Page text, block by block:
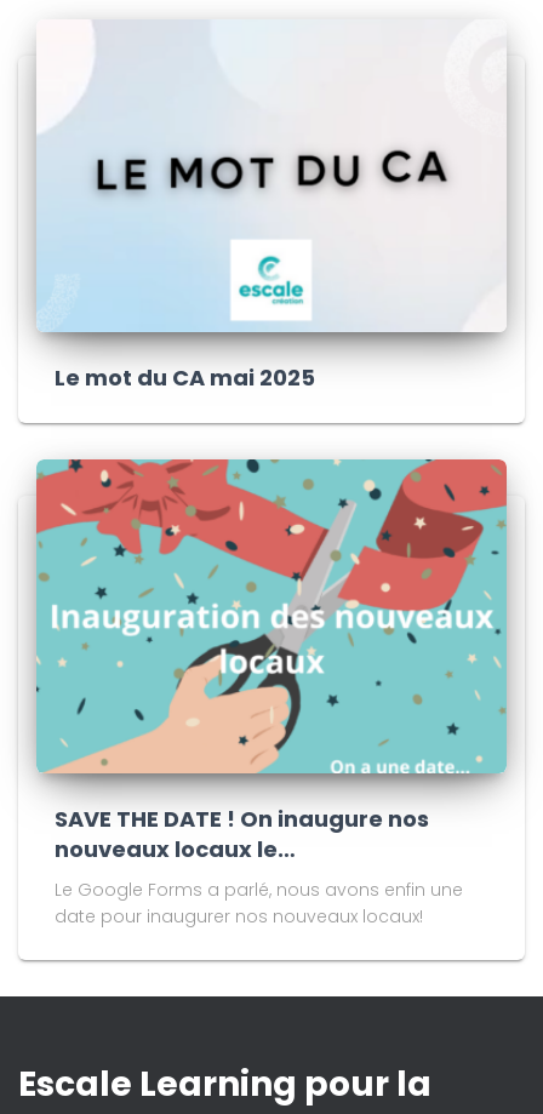
Le mot du CA mai 2025
SAVE THE DATE ! On inaugure nos
nouveaux locaux le…
Le Google Forms a parlé, nous avons enfin une
date pour inaugurer nos nouveaux locaux!
Escale Learning pour la